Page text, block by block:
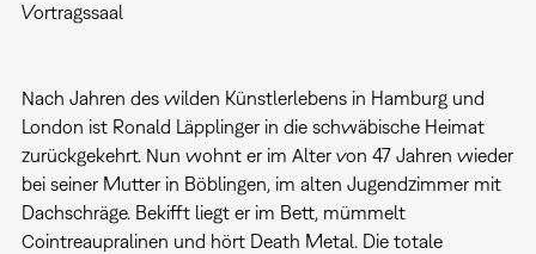
Vortragssaal
Nach Jahren des wilden Künstlerlebens in Hamburg und
London ist Ronald Läpplinger in die schwäbische Heimat
zurückgekehrt. Nun wohnt er im Alter von 47 Jahren wieder
bei seiner Mutter in Böblingen, im alten Jugendzimmer mit
Dachschräge. Bekifft liegt er im Bett, mümmelt
Cointreaupralinen und hört Death Metal. Die totale